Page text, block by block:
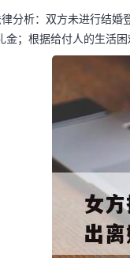
分析：双方未进行结婚
金；根据给付人的生活